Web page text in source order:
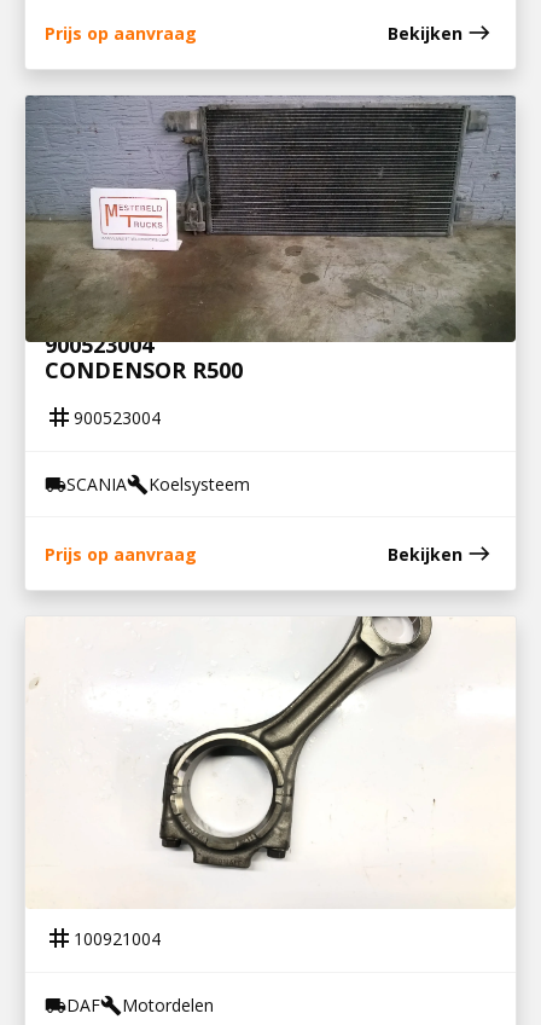
Prijs op aanvraag Bekijken east
900523004
CONDENSOR R500
tag 900523004
local_shippingSCANIAbuildKoelsysteem
Prijs op aanvraag Bekijken east
tag 100921004
local_shippingDAFbuildMotordelen